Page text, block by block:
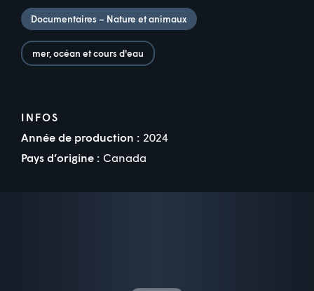
Documentaires – Nature et animaux
mer, océan et cours d'eau
INFOS
Année de production : 2024
Pays d’origine : Canada